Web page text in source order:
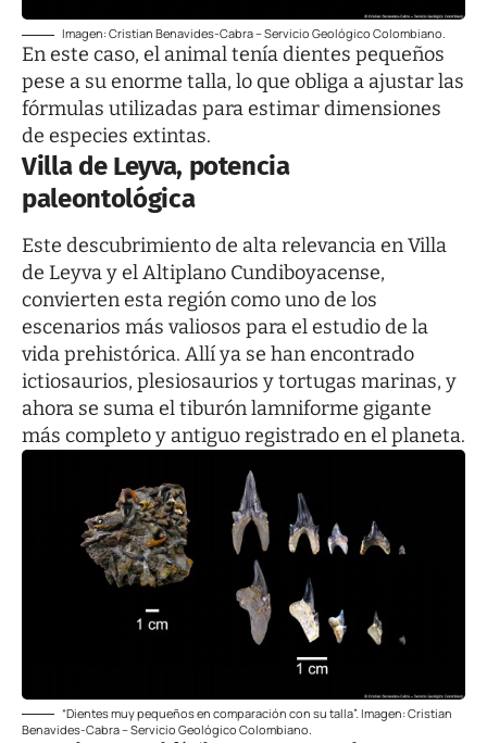
Imagen: Cristian Benavides-Cabra – Servicio Geológico Colombiano.
En este caso, el animal tenía dientes pequeños
pese a su enorme talla, lo que obliga a ajustar las
fórmulas utilizadas para estimar dimensiones
de especies extintas.
Villa de Leyva, potencia
paleontológica
Este descubrimiento de alta relevancia en Villa
de Leyva y el Altiplano Cundiboyacense,
convierten esta región como uno de los
escenarios más valiosos para el estudio de la
vida prehistórica. Allí ya se han encontrado
ictiosaurios, plesiosaurios y tortugas marinas, y
ahora se suma el tiburón lamniforme gigante
más completo y antiguo registrado en el planeta.
“Dientes muy pequeños en comparación con su talla”. Imagen: Cristian
Benavides-Cabra – Servicio Geológico Colombiano.